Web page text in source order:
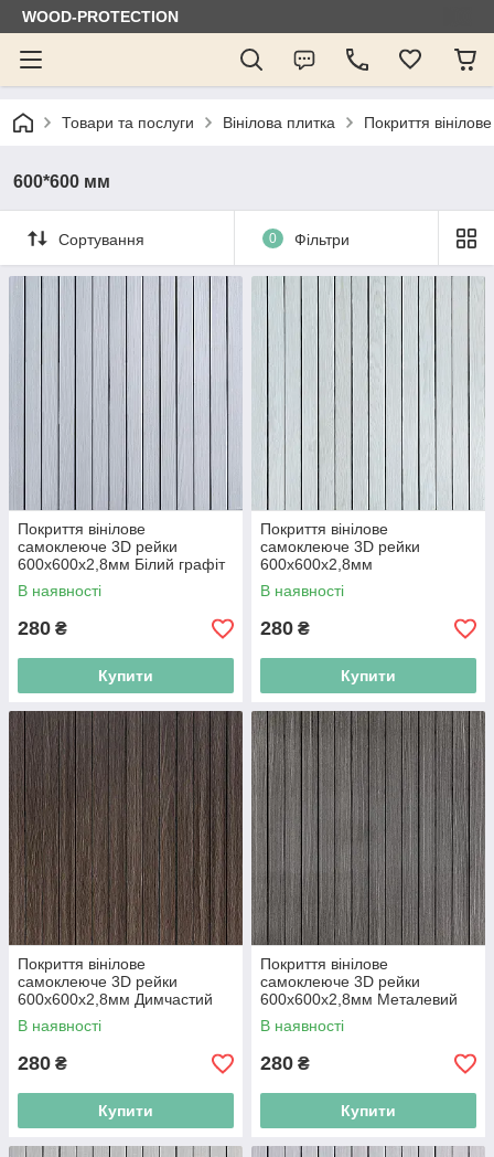
WOOD-PROTECTION
Товари та послуги Вінілова плитка Покриття
600*600 мм
Сортування 0 Фільтри
Покриття вінілове
самоклеюче 3D рейки
600х600х2,8мм Білий графіт
SW-00002193
В наявності
280 ₴
Купити
Покриття вінілове
самоклеюче 3D рейки
600х600х2,8мм
Скандинавський дуб SW-
00002194
В наявності
280 ₴
Купити
Покриття вінілове
самоклеюче 3D рейки
600х600х2,8мм Димчастий
каштан SW-00002195
В наявності
280 ₴
Купити
Покриття вінілове
самоклеюче 3D рейки
600х600х2,8мм Металевий
попіл SW-00002196
В наявності
280 ₴
Купити